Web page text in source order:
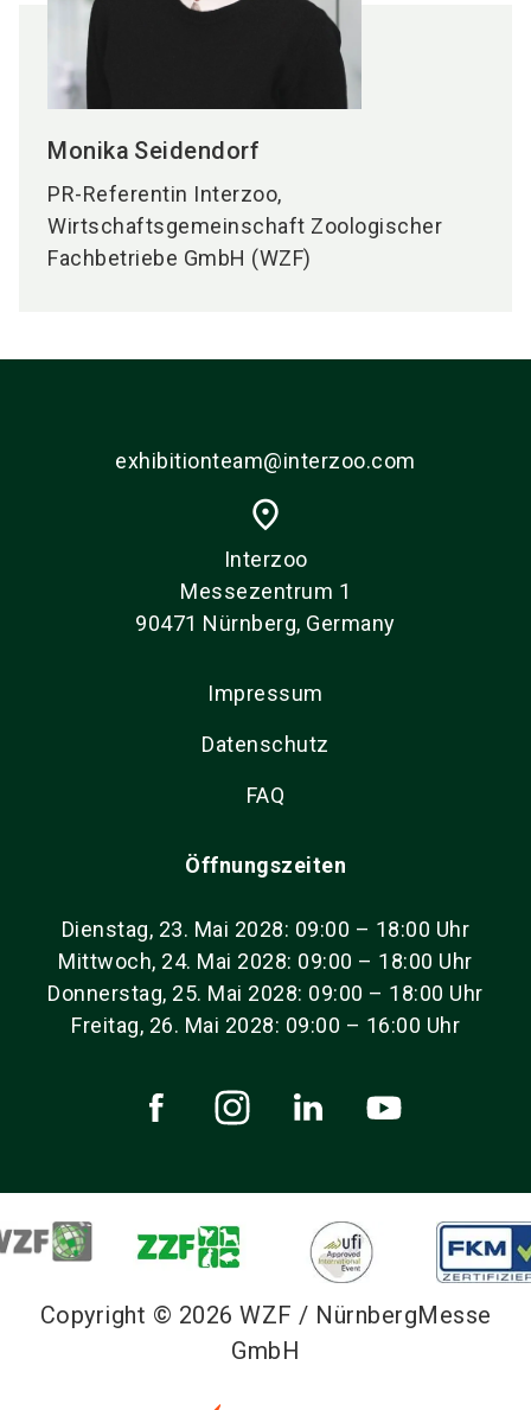
Monika Seidendorf
PR-Referentin Interzoo,
Wirtschaftsgemeinschaft Zoologischer
Fachbetriebe GmbH (WZF)
exhibitionteam@interzoo.com
place
Interzoo
Messezentrum 1
90471 Nürnberg, Germany
Impressum
Datenschutz
FAQ
Öffnungszeiten
Dienstag, 23. Mai 2028: 09:00 – 18:00 Uhr
Mittwoch, 24. Mai 2028: 09:00 – 18:00 Uhr
Donnerstag, 25. Mai 2028: 09:00 – 18:00 Uhr
Freitag, 26. Mai 2028: 09:00 – 16:00 Uhr
Copyright © 2026 WZF / NürnbergMesse
GmbH